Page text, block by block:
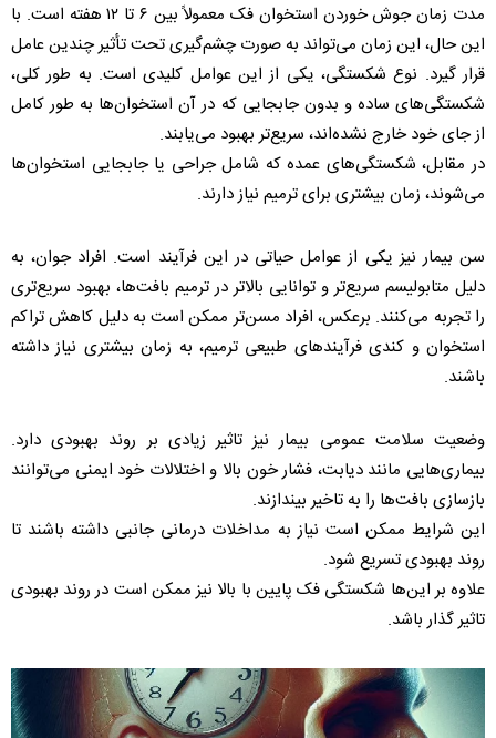
مدت زمان جوش خوردن استخوان فک معمولاً بین ۶ تا ۱۲ هفته است. با
این حال، این زمان می‌تواند به صورت چشم‌گیری تحت تأثیر چندین عامل
قرار گیرد. نوع شکستگی، یکی از این عوامل کلیدی است. به طور کلی،
شکستگی‌های ساده و بدون جابجایی که در آن استخوان‌ها به ‌طور کامل
از جای خود خارج نشده‌اند، سریع‌تر بهبود می‌یابند.
در مقابل، شکستگی‌های عمده که شامل جراحی یا جابجایی استخوان‌ها
می‌شوند، زمان بیشتری برای ترمیم نیاز دارند.
سن بیمار نیز یکی از عوامل حیاتی در این فرآیند است. افراد جوان‌، به
دلیل متابولیسم سریع‌تر و توانایی بالاتر در ترمیم بافت‌ها، بهبود سریع‌تری
را تجربه می‌کنند. برعکس، افراد مسن‌تر ممکن است به دلیل کاهش تراکم
استخوان و کندی فرآیندهای طبیعی ترمیم، به زمان بیشتری نیاز داشته
باشند.
وضعیت سلامت عمومی بیمار نیز تاثیر زیادی بر روند بهبودی دارد.
بیماری‌هایی مانند دیابت، فشار خون بالا و اختلالات خود ایمنی می‌توانند
بازسازی بافت‌ها را به تاخیر بیندازند.
این شرایط ممکن است نیاز به مداخلات درمانی جانبی داشته باشند تا
روند بهبودی تسریع شود.
علاوه بر این‌ها شکستگی فک پایین با بالا نیز ممکن است در روند بهبودی
تاثیر گذار باشد.